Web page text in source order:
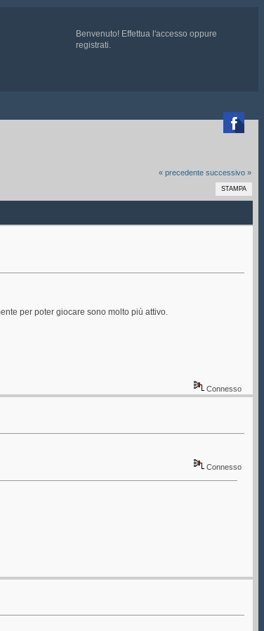
Benvenuto! Effettua l'accesso oppure
registrati.

« precedente successivo »
STAMPA
per poter giocare sono molto più attivo.
Connesso
Connesso